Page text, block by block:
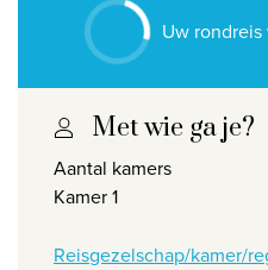
Bekijk alle promoties
Over
Wie zijn wij
Waarom Travelworld
Onze bestemmingen
Contacteer ons
Uw
Met wie ga je?
Aantal kamers
Kamer 1
Reisgezelschap/kamer/